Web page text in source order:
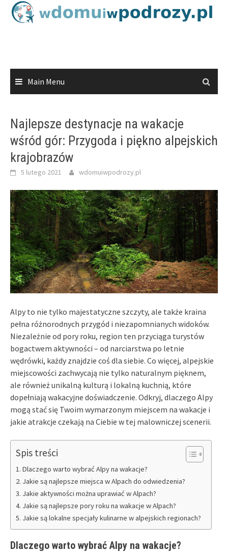
Skip
Main Menu
Najlepsze destynacje na wakacje
wśród gór: Przygoda i piękno alpejskich
krajobrazów
5 lutego 2021 wdomuiwpodrozy.pl
Alpy to nie tylko majestatyczne szczyty, ale także kraina
pełna różnorodnych przygód i niezapomnianych widoków.
Niezależnie od pory roku, region ten przyciąga turystów
bogactwem aktywności – od narciarstwa po letnie
wędrówki, każdy znajdzie coś dla siebie. Co więcej, alpejskie
miejscowości zachwycają nie tylko naturalnym pięknem,
ale również unikalną kulturą i lokalną kuchnią, które
dopełniają wakacyjne doświadczenie. Odkryj, dlaczego Alpy
mogą stać się Twoim wymarzonym miejscem na wakacje i
jakie atrakcje czekają na Ciebie w tej malowniczej scenerii.
Spis treści
Dlaczego warto wybrać Alpy na wakacje?
Jakie są najlepsze miejsca w Alpach do odwiedzenia?
Jakie aktywności można uprawiać w Alpach?
Jakie są najlepsze pory roku na wakacje w Alpach?
Jakie są lokalne specjały kulinarne w alpejskich regionach?
Dlaczego warto wybrać Alpy na wakacje?